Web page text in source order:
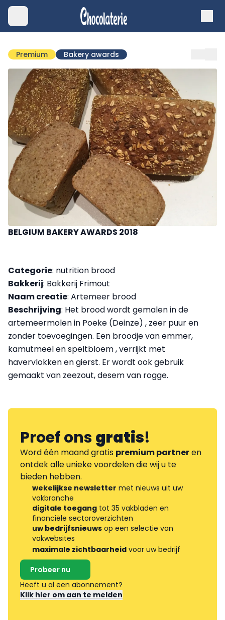
Premium Bakery awards
BELGIUM BAKERY AWARDS 2018
Categorie: nutrition brood
Bakkerij: Bakkerij Frimout
Naam creatie: Artemeer brood
Beschrijving: Het brood wordt gemalen in de
artemeermolen in Poeke (Deinze) , zeer puur en
zonder toevoegingen. Een broodje van emmer,
kamutmeel en speltbloem , verrijkt met
havervlokken en gierst. Er wordt ook gebruik
gemaakt van zeezout, desem van rogge.
Proef onsgratis!
Word één maand gratis premium partneren
ontdek alle unieke voordelen die wij u te
bieden hebben.
wekelijkse newsletter met nieuws uit uw
vakbranche
digitale toegang tot 35 vakbladen en
financiële sectoroverzichten
uw bedrijfsnieuws op een selectie van
vakwebsites
maximale zichtbaarheid voor uw bedrijf
Probeer nu
Heeft u al een abonnement?
Klik hier om aan te melden